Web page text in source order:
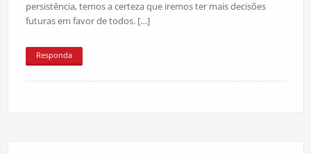
persistência, temos a certeza que iremos ter mais decisões
futuras em favor de todos. […]
Responda